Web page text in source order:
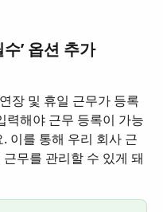
’ 옵션 추가
장 및 휴일 근무가 등록
력해야 근무 등록이 가능
이를 통해 우리 회사 근
무를 관리할 수 있게 돼